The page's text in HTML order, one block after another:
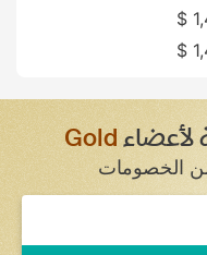
لأعضاءGold
الخصومات